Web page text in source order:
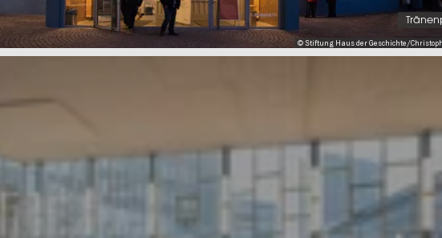
© Stiftung Haus der Geschichte/